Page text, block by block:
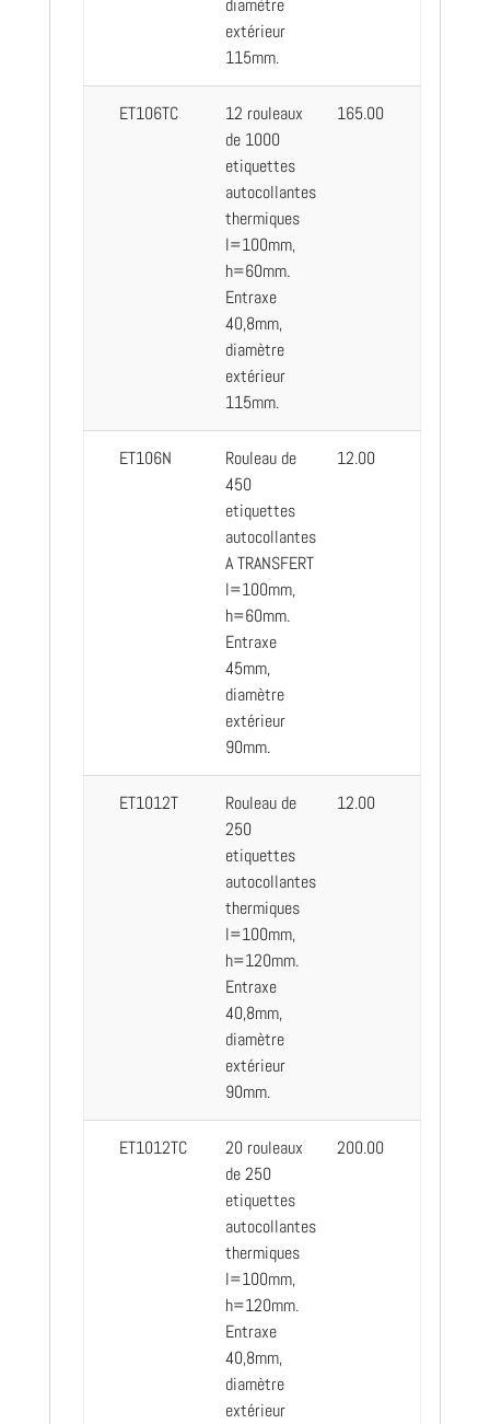
diamètre
extérieur
115mm.
ET106TC
12 rouleaux
de 1000
etiquettes
autocollantes
thermiques
l=100mm,
h=60mm.
Entraxe
40,8mm,
diamètre
extérieur
115mm.
165.00
ET106N
Rouleau de
450
etiquettes
autocollantes
A TRANSFERT
l=100mm,
h=60mm.
Entraxe
45mm,
diamètre
extérieur
90mm.
12.00
ET1012T
Rouleau de
250
etiquettes
autocollantes
thermiques
l=100mm,
h=120mm.
Entraxe
40,8mm,
diamètre
extérieur
90mm.
12.00
ET1012TC
20 rouleaux
de 250
etiquettes
autocollantes
thermiques
l=100mm,
h=120mm.
Entraxe
40,8mm,
diamètre
extérieur
200.00